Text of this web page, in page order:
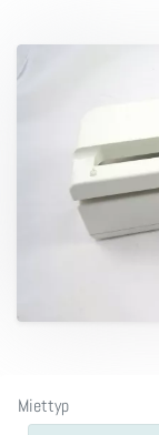
Miettyp